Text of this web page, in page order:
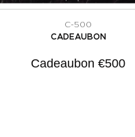
C-500
CADEAUBON
Cadeaubon €500